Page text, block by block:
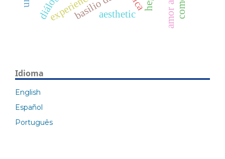
aesthetic
Idioma
English
Español
Português